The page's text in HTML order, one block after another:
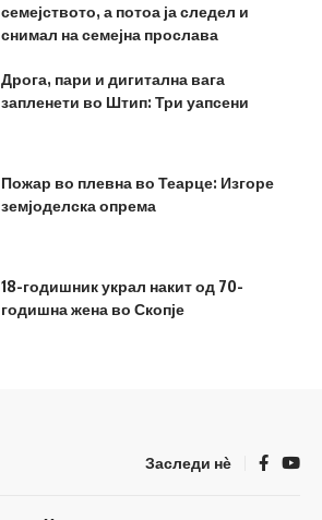
семејството, а потоа ја следел и
снимал на семејна прослава
Дрога, пари и дигитална вага
запленети во Штип: Три уапсени
Пожар во плевна во Теарце: Изгоре
земјоделска опрема
18-годишник украл накит од 70-
годишна жена во Скопје
Заследи нѐ